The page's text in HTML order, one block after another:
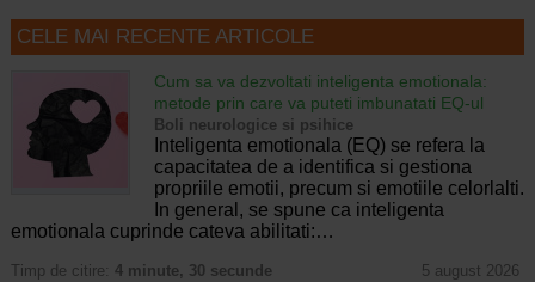
CELE MAI RECENTE ARTICOLE
Cum sa va dezvoltati inteligenta emotionala:
metode prin care va puteti imbunatati EQ-ul
Boli neurologice si psihice
Inteligenta emotionala (EQ) se refera la
capacitatea de a identifica si gestiona
propriile emotii, precum si emotiile celorlalti.
In general, se spune ca inteligenta
emotionala cuprinde cateva abilitati:…
Timp de citire: 4 minute, 30 secunde 5 august 2026